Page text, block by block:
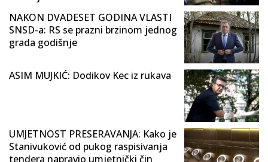
NAKON DVADESET GODINA VLASTI
SNSD-a: RS se prazni brzinom jednog
grada godišnje
ASIM MUJKIĆ: Dodikov Kec iz rukava
UMJETNOST PRESERAVANJA: Kako je
Stanivuković od pukog raspisivanja
tendera napravio umjetnički čin